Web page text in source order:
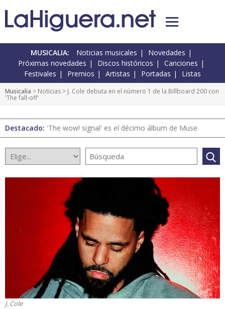
MUSICALIA: Noticias musicales
Novedades
Próximas novedades
Discos históricos
Canciones
Festivales
Premios Artistas Portadas Listas
Musicalia > Noticias > J. Cole debuta en el número 1 de la Billboard 200 con
'The fall-off'
Destacado: 'The wow! signal' es el décimo álbum de Muse
J. Cole